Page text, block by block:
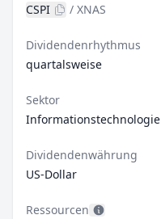
CSPI
/ XNAS
Dividendenrhythmus
quartalsweise
Sektor
Informationstechnologie
Dividendenwährung
US-Dollar
Ressourcen